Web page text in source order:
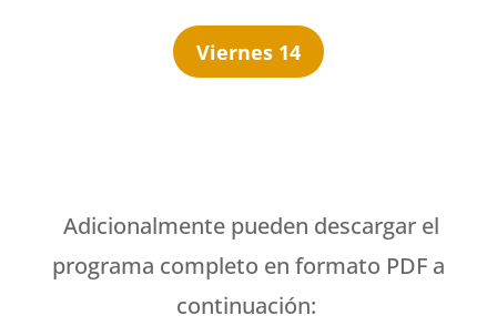
Viernes 14
Adicionalmente pueden descargar el
programa completo en formato PDF a
continuación: